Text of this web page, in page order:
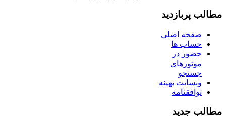
مطالب پربازدید
صفحه اصلی
حساب ها
حضور در
موتورهای
جستجو
وبسایت بهینه
توافقنامه
مطالب جدید